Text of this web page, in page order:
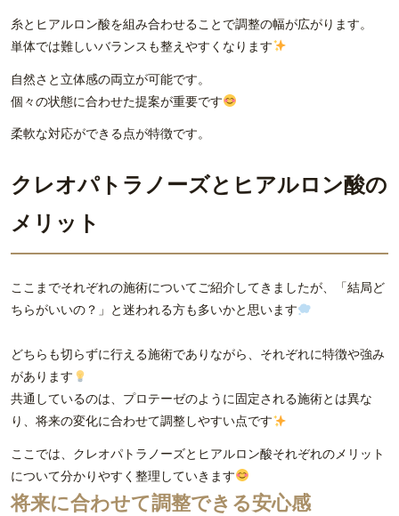
糸とヒアルロン酸を組み合わせることで調整の幅が広がります。
単体では難しいバランスも整えやすくなります
自然さと立体感の両立が可能です。
個々の状態に合わせた提案が重要です
柔軟な対応ができる点が特徴です。
クレオパトラノーズとヒアルロン酸の
メリット
ここまでそれぞれの施術についてご紹介してきましたが、「結局ど
ちらがいいの？」と迷われる方も多いかと思います
どちらも切らずに行える施術でありながら、それぞれに特徴や強み
があります
共通しているのは、プロテーゼのように固定される施術とは異な
り、将来の変化に合わせて調整しやすい点です
ここでは、クレオパトラノーズとヒアルロン酸それぞれのメリット
について分かりやすく整理していきます
将来に合わせて調整できる安心感